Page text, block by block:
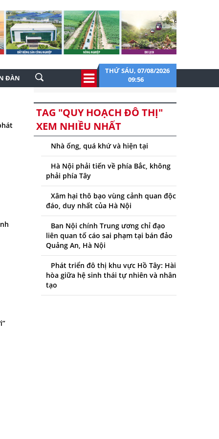
ĐÀN
THỨ SÁU, 07/08/2026
09:56
TAG "QUY HOẠCH ĐÔ THỊ"
XEM NHIỀU NHẤT
Nhà ống, quá khứ và hiện tại
Hà Nội phải tiến về phía Bắc, không
phải phía Tây
Xâm hại thô bạo vùng cảnh quan độc
đáo, duy nhất của Hà Nội
Ban Nội chính Trung ương chỉ đạo
liên quan tố cáo sai phạm tại bán đảo
Quảng An, Hà Nội
Phát triển đô thị khu vực Hồ Tây: Hài
hòa giữa hệ sinh thái tự nhiên và nhân
tạo